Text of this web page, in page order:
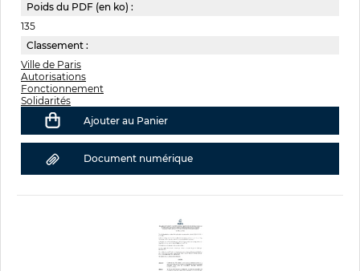
Poids du PDF (en ko) :
135
Classement :
Ville de Paris
Autorisations
Fonctionnement
Solidarités
Ajouter au Panier
Document numérique